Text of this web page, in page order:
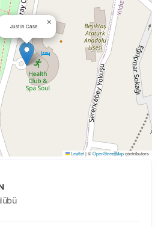
Just in Case ×
Leaflet|©OpenStreetMapcontributors